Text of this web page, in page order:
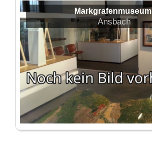
Markgrafenmuseum
Ansbach